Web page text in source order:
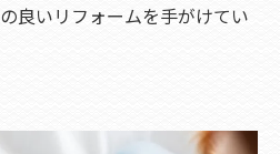
良いリフォームを手がけてい